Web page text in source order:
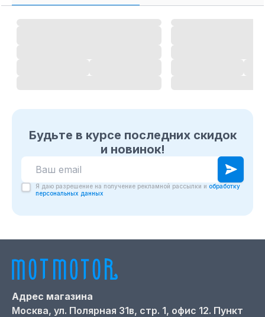
Будьте в курсе последних скидок
и новинок!
Я даю разрешение на получение рекламной рассылки и обработку
персональных данных
Адрес магазина
Москва, ул. Полярная 31в, стр. 1, офис 12. Пункт